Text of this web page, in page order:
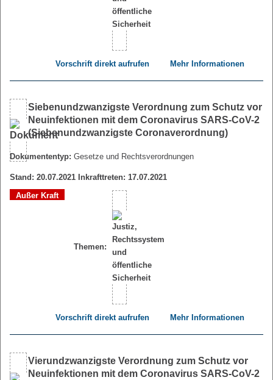
Vorschrift direkt aufrufen Mehr Informationen
Siebenundzwanzigste Verordnung zum Schutz vor
Neuinfektionen mit dem Coronavirus SARS-CoV-2
(Siebenundzwanzigste Coronaverordnung)
Dokumententyp: Gesetze und Rechtsverordnungen
Stand: 20.07.2021 Inkrafttreten: 17.07.2021
Außer Kraft
Themen:
Vorschrift direkt aufrufen Mehr Informationen
Vierundzwanzigste Verordnung zum Schutz vor
Neuinfektionen mit dem Coronavirus SARS-CoV-2